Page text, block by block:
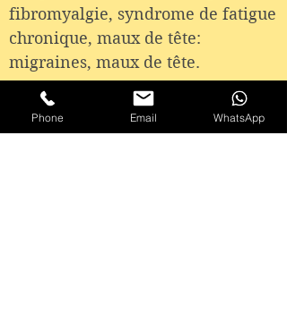
fibromyalgie, syndrome de fatigue
chronique, maux de tête:
migraines, maux de tête.
Combien de traitements sont
nécessaires?
Phone Email WhatsApp